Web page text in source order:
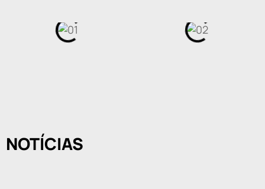
NOTÍCIAS